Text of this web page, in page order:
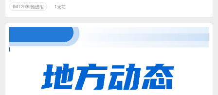
IMT2030推进组 1天前